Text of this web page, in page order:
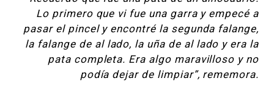
Lo primero que vi fue una garra y empecé a
pasar el pincel y encontré la segunda falange,
la falange de al lado, la uña de al lado y era la
pata completa. Era algo maravilloso y no
podía dejar de limpiar”, rememora.